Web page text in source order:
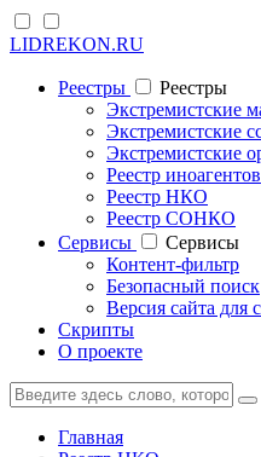
LIDREKON.RU
Реестры
Реестры
Экстремистские
Экстремистские
Экстремистские
Реестр иноагентов
Реестр НКО
Реестр СОНКО
Cервисы
Cервисы
Контент-фильтр
Безопасный поиск
Версия сайта для
Скрипты
О проекте
Главная